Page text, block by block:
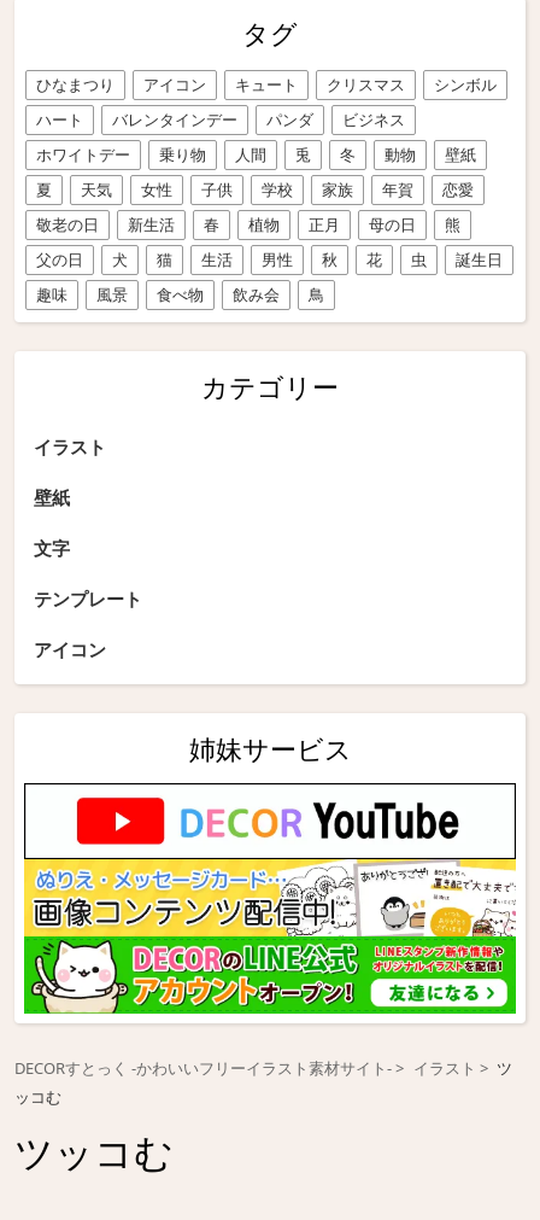
タグ
ひなまつり アイコン キュート クリスマス
シンボル
ハート
バレンタインデー パンダ
ビジネス
ホワイトデー
乗り物 人間 兎 冬 動物
壁紙
夏
天気 女性 子供 学校 家族 年賀
恋愛
敬老の日
新生活 春 植物 正月 母の日
熊
父の日
犬 猫 生活 男性 秋 花 虫
誕生日
趣味
風景 食べ物 飲み会 鳥
カテゴリー
イラスト
壁紙
文字
テンプレート
アイコン
姉妹サービス
DECORすとっく -かわいいフリーイラスト素材サイト- イラスト
ツ
ッコむ
ツッコむ